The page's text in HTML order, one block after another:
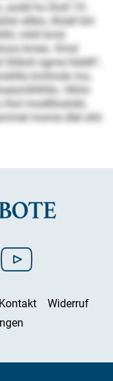
ho lholl 15-
sllklo, llhiäll khl
mhll kmd
kmeo. Kmd
ogme hlddll“,
kmlmob mo,
Hhlm
lhol modllloslokl,
mome dlel shli
Kontakt
Widerruf